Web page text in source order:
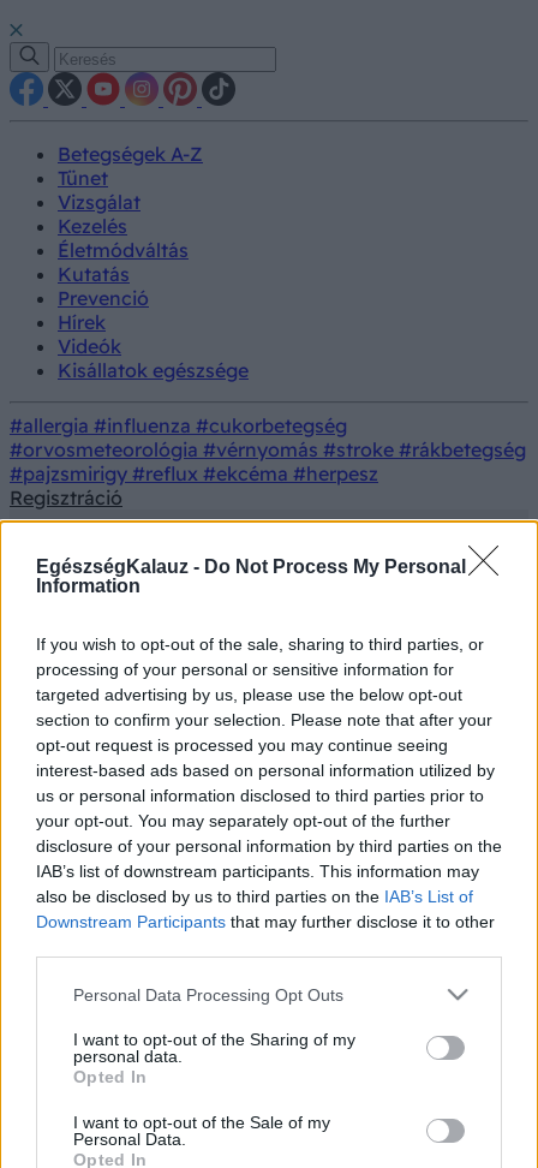
EgészségKalauz - Do Not Process My Personal
Information
If you wish to opt-out of the sale, sharing to third parties, or
processing of your personal or sensitive information for
targeted advertising by us, please use the below opt-out
section to confirm your selection. Please note that after your
opt-out request is processed you may continue seeing
interest-based ads based on personal information utilized by
us or personal information disclosed to third parties prior to
your opt-out. You may separately opt-out of the further
disclosure of your personal information by third parties on the
IAB’s list of downstream participants. This information may
also be disclosed by us to third parties on the IAB’s List of
Downstream Participants that may further disclose it to other
Please note that this website/app uses one or more Google
not limited to your visit or usage behaviour. You may click to
grant or deny consent to Google and its third-party tags to
use your data for below specified purposes in below Google
consent section.
Personal Data Processing Opt Outs
I want to opt-out of the Sharing of my
personal data.
Opted In
I want to opt-out of the Sale of my
Personal Data.
Opted In
Betegségek A-Z
Tünet
Vizsgálat
Kezelés
Életmódváltás
Kutatás
Prevenció
Hírek
Videók
Kisállatok egészsége
#allergia #influenza #cukorbetegség
#orvosmeteorológia #vérnyomás #stroke #rákbetegség
#pajzsmirigy #reflux #ekcéma #herpesz
Regisztráció
Bőrgomba
Bőrgomba: tünet vizsgálat kezelés
- minden hasznos tudnivaló a
bőrgombáról
A köröm- és bőrgombásodás önmagától nem
gyógyul meg, idővel a fertőzés nagyobb
és komoly szövődmények forrása lehet.
A gombás bőrbetegségek napjainkban gyakran
előforduló, fertőzés okozta kórképek, amelyek a
betegségekig terjedhetnek. Okozói az emberi